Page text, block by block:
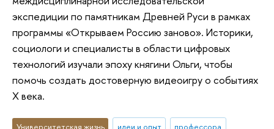
экспедиции по памятникам Древней Руси в рамках
программы «Открываем Россию заново». Историки,
социологи и специалисты в области цифровых
технологий изучали эпоху княгини Ольги, чтобы
помочь создать достоверную видеоигру о событиях
X века.
Университетская жизнь идеи и опыт профессора